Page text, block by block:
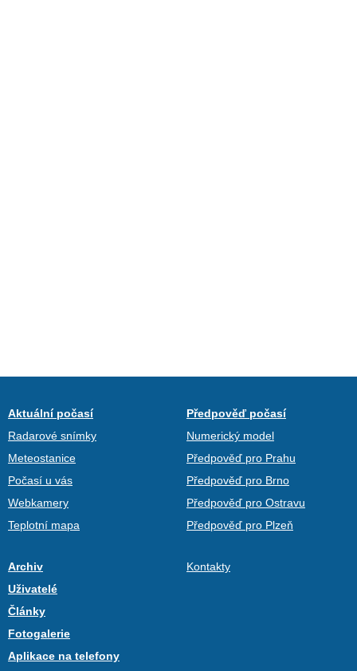
Aktuální počasí
Radarové snímky
Meteostanice
Počasí u vás
Webkamery
Teplotní mapa
Předpověď počasí
Numerický model
Předpověď pro Prahu
Předpověď pro Brno
Předpověď pro Ostravu
Předpověď pro Plzeň
Archiv
Uživatelé
Články
Fotogalerie
Aplikace na telefony
Kontakty